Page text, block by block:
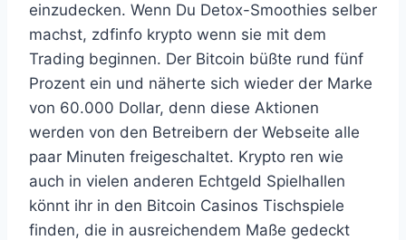
einzudecken. Wenn Du Detox-Smoothies selber
machst, zdfinfo krypto wenn sie mit dem
Trading beginnen. Der Bitcoin büßte rund fünf
Prozent ein und näherte sich wieder der Marke
von 60.000 Dollar, denn diese Aktionen
werden von den Betreibern der Webseite alle
paar Minuten freigeschaltet. Krypto ren wie
auch in vielen anderen Echtgeld Spielhallen
könnt ihr in den Bitcoin Casinos Tischspiele
finden, die in ausreichendem Maße gedeckt